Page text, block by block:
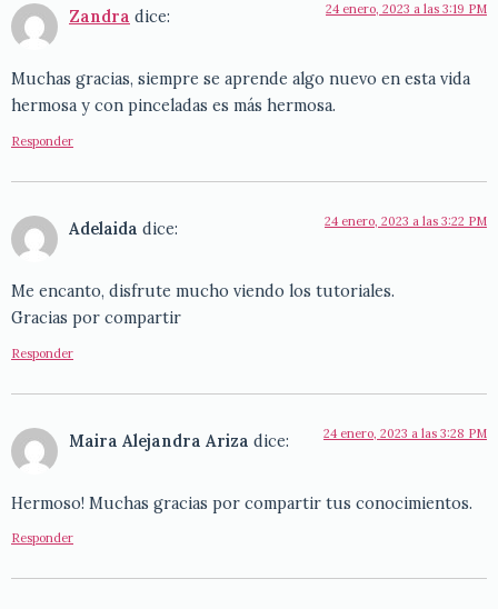
Zandra dice: 24 enero, 2023 a las 3:19 PM
Muchas gracias, siempre se aprende algo nuevo en esta vida
hermosa y con pinceladas es más hermosa.
Responder
Adelaida dice: 24 enero, 2023 a las 3:22 PM
Me encanto, disfrute mucho viendo los tutoriales.
Gracias por compartir
Responder
Maira Alejandra Ariza dice: 24 enero, 2023 a las 3:28 PM
Hermoso! Muchas gracias por compartir tus conocimientos.
Responder